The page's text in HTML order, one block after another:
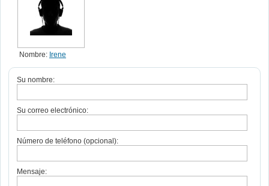
Nombre: Irene
Su nombre:
Su correo electrónico:
Número de teléfono (opcional):
Mensaje: